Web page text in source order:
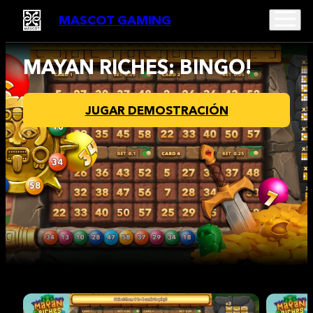
MASCOT GAMING
MAYAN RICHES: BINGO!
JUGAR DEMOSTRACIÓN